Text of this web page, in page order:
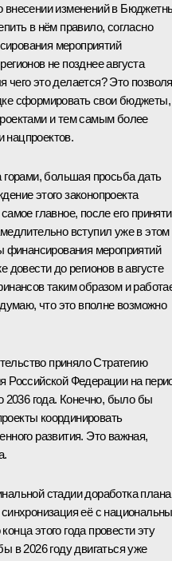
внесении изменений в
в нём правило, согласно
мероприятий
не позднее августа
это делается? Это
сформировать свои бюджеты,
и тем самым более
нацпроектов.
горами, большая просьба дать
этого законопроекта
главное, после его
вступил уже в этом
финансирования мероприятий
довести до регионов в августе
таким образом и
что это вполне возможно
приняло Стратегию
Российской Федерации на
2036 года. Конечно, было бы
координировать
развития. Это важная,
стадии доработка плана
её с
этого года провести эту
в 2026 году двигаться уже